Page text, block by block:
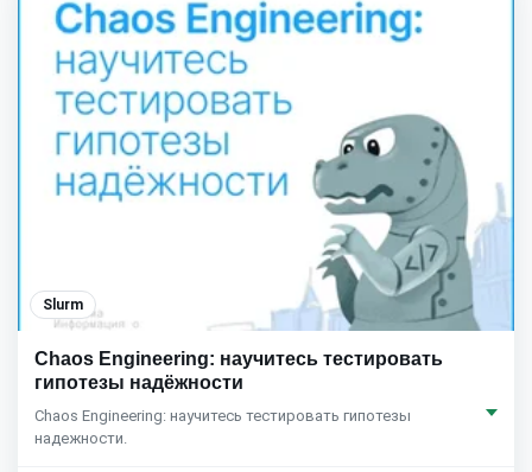
Slurm
Chaos Engineering: научитесь тестировать
гипотезы надёжности
Chaos Engineering: научитесь тестировать гипотезы
надежности.